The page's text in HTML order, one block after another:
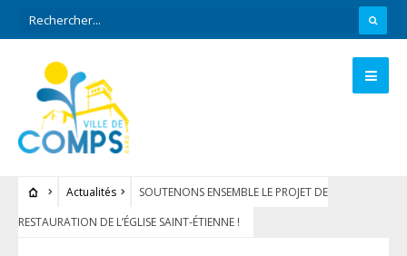
Actualités
SOUTENONS ENSEMBLE LE PROJET DE
RESTAURATION DE L’ÉGLISE SAINT-ÉTIENNE !